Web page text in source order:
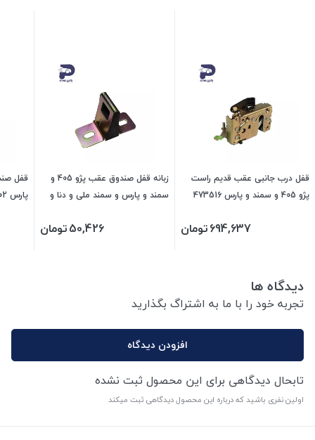
قفل درب جانبی عقب قدیم راست
پژو 405 و سمند و پارس 473516
694,637تومان
زبانه قفل صندوق عقب پژو 405 و
سمند و پارس و سمند ملی و دنا و
50,426تومان
پارس 473502 جی ای اس پی
دیدگاه ها
تجربه خود را با ما به اشتراگ بگذارید
افزودن دیدگاه
تابحال دیدگاهی برای این محصول ثبت نشده
اولین نفری باشید که درباره این محصول دیدگاهی ثبت میکند